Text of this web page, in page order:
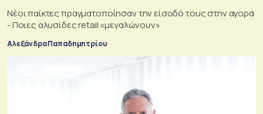
Νέοι παίκτες πραγματοποίησαν την είσοδό τους στην αγορά
- Ποιες αλυσίδες retail «μεγαλώνουν»
Αλεξάνδρα Παπαδημητρίου